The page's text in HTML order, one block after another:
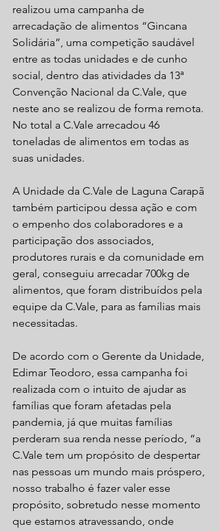
realizou uma campanha de
arrecadação de alimentos “Gincana
Solidária”, uma competição saudável
entre as todas unidades e de cunho
social, dentro das atividades da 13ª
Convenção Nacional da C.Vale, que
neste ano se realizou de forma remota.
No total a C.Vale arrecadou 46
toneladas de alimentos em todas as
suas unidades.
A Unidade da C.Vale de Laguna Carapã
também participou dessa ação e com
o empenho dos colaboradores e a
participação dos associados,
produtores rurais e da comunidade em
geral, conseguiu arrecadar 700kg de
alimentos, que foram distribuídos pela
equipe da C.Vale, para as famílias mais
necessitadas.
De acordo com o Gerente da Unidade,
Edimar Teodoro, essa campanha foi
realizada com o intuito de ajudar as
famílias que foram afetadas pela
pandemia, já que muitas famílias
perderam sua renda nesse período, “a
C.Vale tem um propósito de despertar
nas pessoas um mundo mais próspero,
nosso trabalho é fazer valer esse
propósito, sobretudo nesse momento
que estamos atravessando, onde